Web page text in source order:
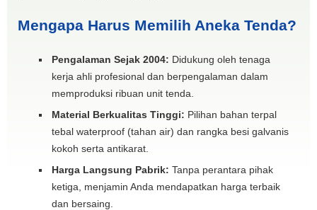
Mengapa Harus Memilih Aneka Tenda?
Pengalaman Sejak 2004: Didukung oleh tenaga
kerja ahli profesional dan berpengalaman dalam
memproduksi ribuan unit tenda.
Material Berkualitas Tinggi: Pilihan bahan terpal
tebal waterproof (tahan air) dan rangka besi galvanis
kokoh serta antikarat.
Harga Langsung Pabrik: Tanpa perantara pihak
ketiga, menjamin Anda mendapatkan harga terbaik
dan bersaing.